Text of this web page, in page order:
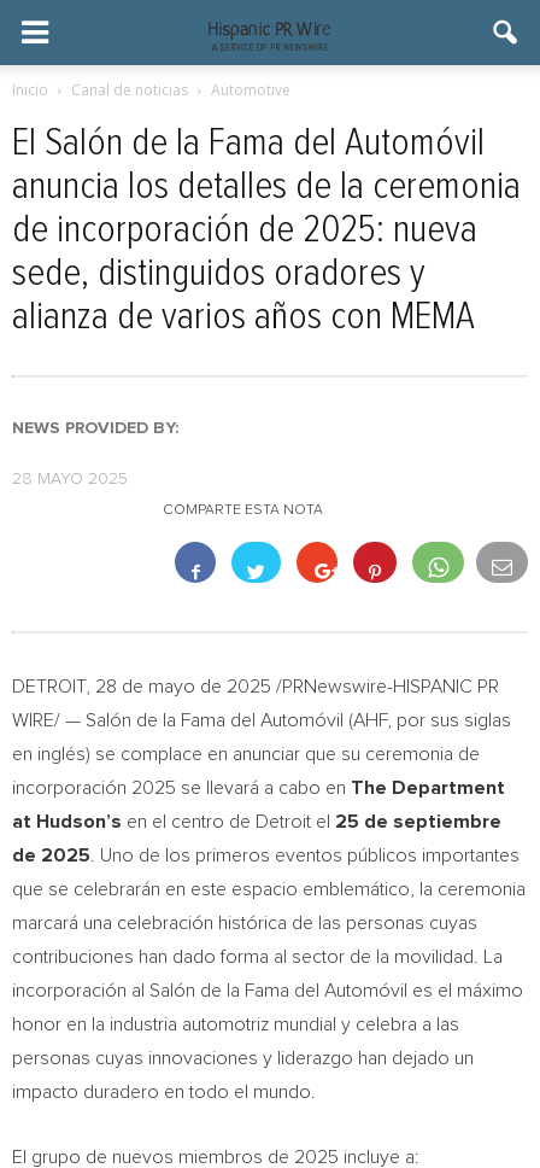
Inicio Canal de noticias Automotive
El Salón de la Fama del Automóvil
anuncia los detalles de la ceremonia
de incorporación de 2025: nueva
sede, distinguidos oradores y
alianza de varios años con MEMA
NEWS PROVIDED BY:
28 MAYO 2025
COMPARTE ESTA NOTA
DETROIT, 28 de mayo de 2025 /PRNewswire-HISPANIC PR
WIRE/ — Salón de la Fama del Automóvil (AHF, por sus siglas
en inglés) se complace en anunciar que su ceremonia de
incorporación 2025 se llevará a cabo en The Department
at Hudson’s en el centro de Detroit el 25 de septiembre
de 2025
Uno de los primeros eventos públicos importantes
que se celebrarán en este espacio emblemático, la ceremonia
marcará una celebración histórica de las personas cuyas
contribuciones han dado forma al sector de la movilidad. La
incorporación al Salón de la Fama del Automóvil es el máximo
honor en la industria automotriz mundial y celebra a las
personas cuyas innovaciones y liderazgo han dejado un
impacto duradero en todo el mundo.
El grupo de nuevos miembros de 2025 incluye a: